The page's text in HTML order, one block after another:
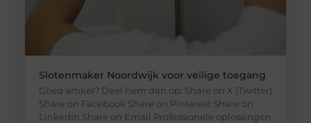
Slotenmaker Noordwijk voor veilige toegang
Goed artikel? Deel hem dan op: Share on X (Twitter)
Share on Facebook Share on Pinterest Share on
LinkedIn Share on Email Professionele oplossingen